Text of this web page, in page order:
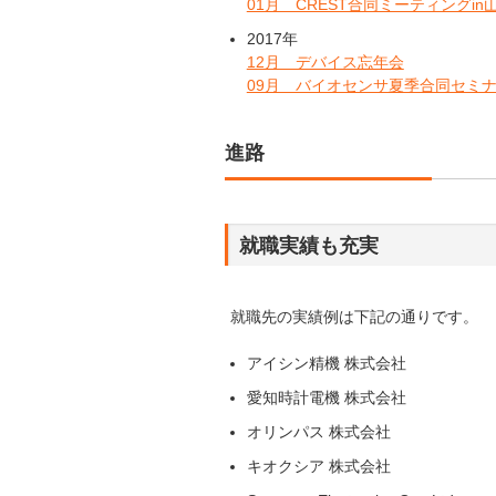
01月 CREST合同ミーティングin
2017年
12月 デバイス忘年会
09月 バイオセンサ夏季合同セミナ
進路
就職実績も充実
就職先の実績例は下記の通りです。
アイシン精機 株式会社
愛知時計電機 株式会社
オリンパス 株式会社
キオクシア 株式会社